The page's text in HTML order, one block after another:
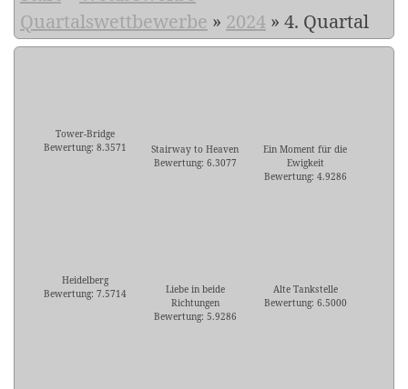
Quartalswettbewerbe » 2024 » 4. Quartal
Tower-Bridge
Bewertung: 8.3571
Stairway to Heaven
Bewertung: 6.3077
Ein Moment für die
Ewigkeit
Bewertung: 4.9286
Heidelberg
Bewertung: 7.5714
Liebe in beide
Richtungen
Bewertung: 5.9286
Alte Tankstelle
Bewertung: 6.5000